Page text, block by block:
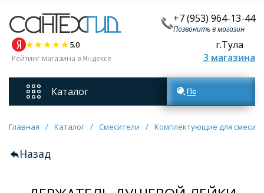
+7 (953) 964-13-44
Позвонить в магазин
5.0
Рейтинг магазина в Яндексе
г.Тула
3 магазина
Каталог
Смесители
Унитазы
Поиск товаров
Главная / Каталог / Смесители / Комплектующие для
Назад